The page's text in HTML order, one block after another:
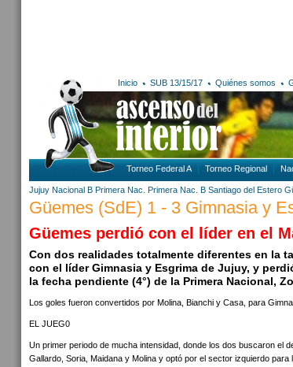
Inicio SUB 13/15/17 Quiénes somos
Torneo Federal A Torneo Regional
Jujuy Nacional B Primera Nac. Primera Nac. B Santiago del Estero
Güemes (SdE) 1 - 3 Gimnasia y
Güemes perdió con el líder en el
Con dos realidades totalmente diferentes en la
con el líder Gimnasia y Esgrima de Jujuy, y
la fecha pendiente (4°) de la Primera Nacional,
Los goles fueron convertidos por Molina, Bianchi y Casa, para
EL JUEG0
Un primer periodo de mucha intensidad, donde los dos buscaron el
Gallardo, Soria, Maidana y Molina y optó por el sector izquierdo para